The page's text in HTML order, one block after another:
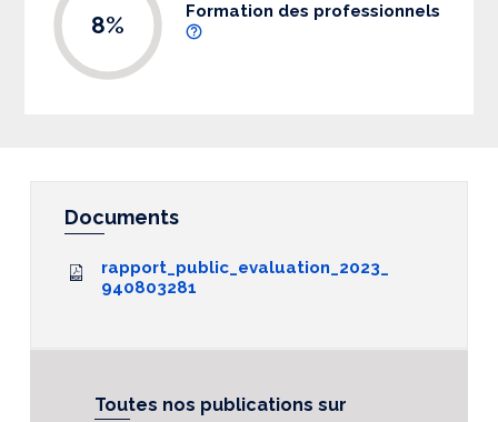
8% Formation des professionnels
Documents
rapport_public_evaluation_2023_
940803281
Toutes nos publications sur